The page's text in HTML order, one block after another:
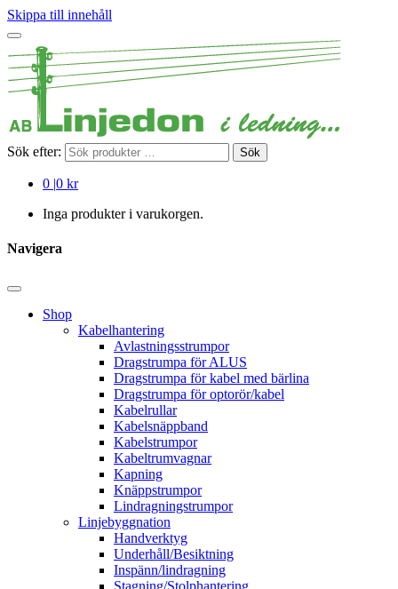
Skippa till innehåll
Sök efter: Sök
0 |0 kr
Inga produkter i varukorgen.
Navigera
Shop
Kabelhantering
Avlastningsstrumpor
Dragstrumpa för ALUS
Dragstrumpa för kabel med bärlina
Dragstrumpa för optorör/kabel
Kabelrullar
Kabelsnäppband
Kabelstrumpor
Kabeltrumvagnar
Kapning
Knäppstrumpor
Lindragningstrumpor
Linjebyggnation
Handverktyg
Underhåll/Besiktning
Inspänn/lindragning
Stagning/Stolphantering